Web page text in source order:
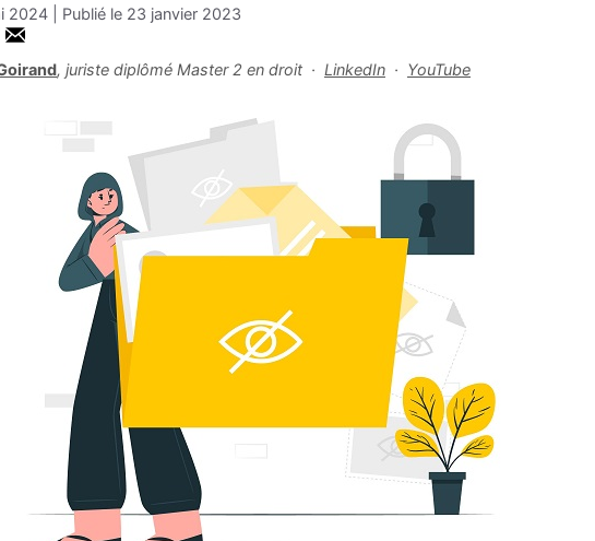
2024 23 janvier 2023
, juriste diplômé Master 2 en droit · LinkedIn · YouTube